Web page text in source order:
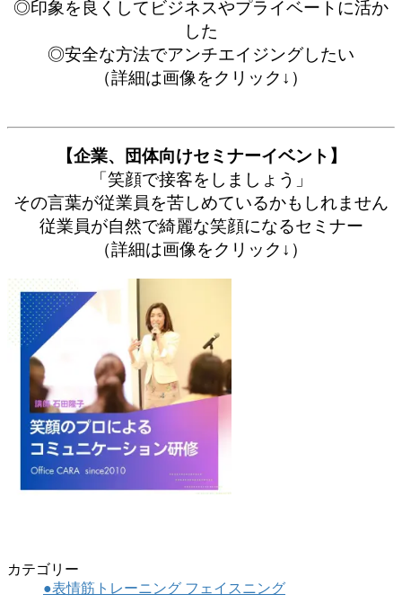
◎印象を良くしてビジネスやプライベートに活か
した
◎安全な方法でアンチエイジングしたい
（詳細は画像をクリック↓）
【企業、団体向けセミナーイベント】
「笑顔で接客をしましょう」
その言葉が従業員を苦しめているかもしれません
従業員が自然で綺麗な笑顔になるセミナー
（詳細は画像をクリック↓）
カテゴリー
●表情筋トレーニング フェイスニング